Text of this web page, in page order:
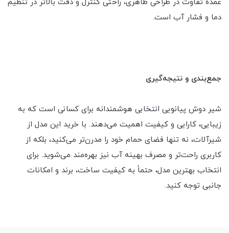
عمده تفاوت در طراحی ظاهری، راحتی کنترل و دقت بالاتر در تنظیم
دما و فشار آب است.
جمع‌بندی و نتیجه‌گیری
شیر دوش پیانویی انتخابی هوشمندانه برای کسانی است که به
زیبایی، کارایی و کیفیت اهمیت می‌دهند. با خرید این مدل از
شیرآلات، نه تنها فضای حمام خود را مدرن‌تر می‌کنید، بلکه از
کاربری راحت‌تر و مصرف بهینه آب نیز بهره‌مند می‌شوید. برای
انتخاب بهترین مدل، حتماً به کیفیت ساخت، برند و امکانات
جانبی توجه کنید.